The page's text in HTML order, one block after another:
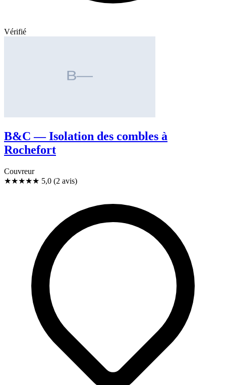
Vérifié
B&C — Isolation des combles à
Rochefort
Couvreur
★★★★★ 5,0 (2 avis)